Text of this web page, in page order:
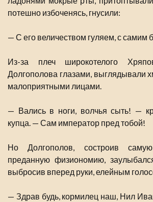
потешно избоченясь, гнусили:
— С его величеством гуляем, с самим
Из-за плеч широкотелого
Долгополова глазами, выглядывали
малоприятными лицами.
— Вались в ноги, волчья сыть! —
купца. — Сам император пред тобой!
Но Долгополов, состроив
преданную физиономию,
выбросив вперед руки, елейным
— Здрав будь, кормилец наш, Нил